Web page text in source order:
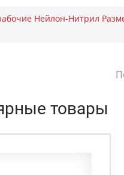
Нейлон-Нитрил
товары